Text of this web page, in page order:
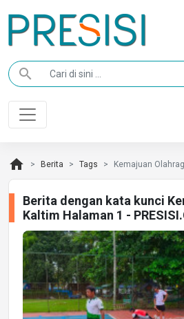
search
home Berita Tags Kemajuan
Berita dengan kata kunci
Kaltim Halaman 1 -